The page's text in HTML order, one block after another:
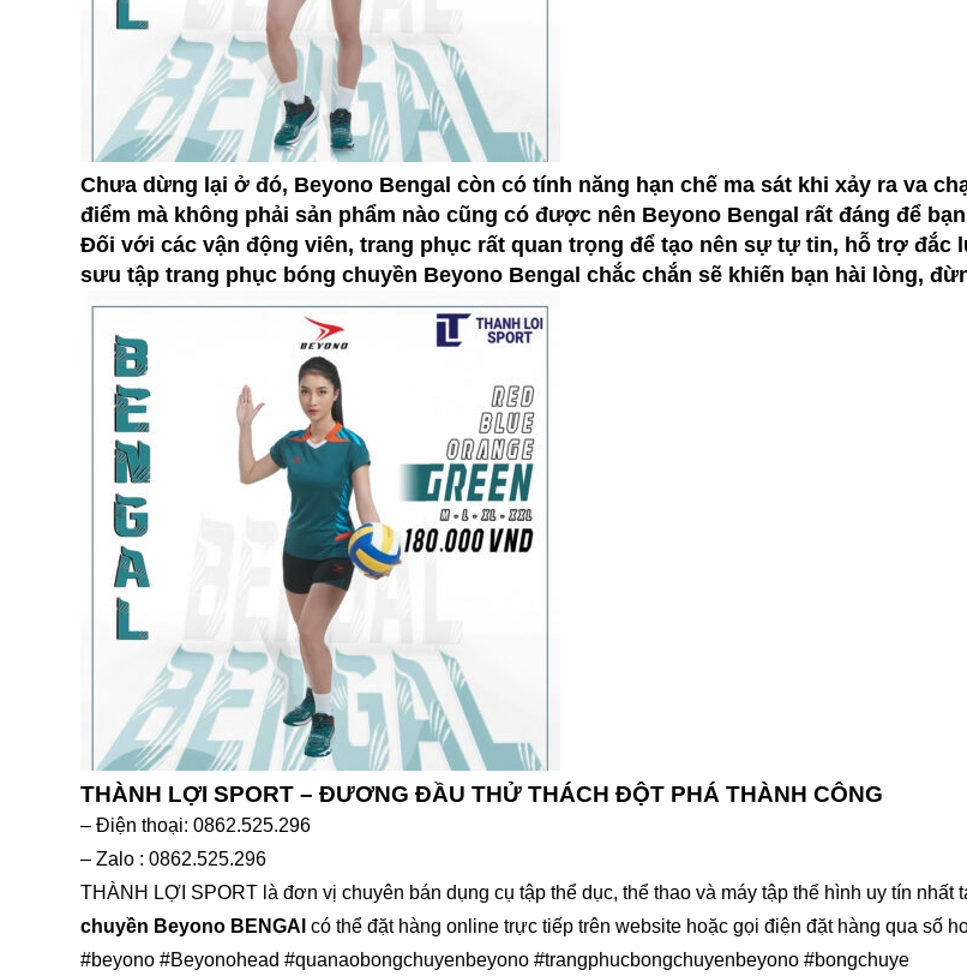
Chưa dừng lại ở đó, Beyono Bengal còn có tính năng hạn chế ma sát khi xảy ra va
điểm mà không phải sản phẩm nào cũng có được nên Beyono Bengal rất đáng để
Đối với các vận động viên, trang phục rất quan trọng để tạo nên sự tự tin, hỗ trợ
sưu tập trang phục bóng chuyền Beyono Bengal chắc chắn sẽ khiến bạn hài lòng,
THÀNH LỢI SPORT – ĐƯƠNG ĐẦU THỬ THÁCH ĐỘT PHÁ THÀNH CÔNG
– Điện thoại: 0862.525.296
– Zalo : 0862.525.296
THÀNH LỢI SPORT là đơn vị chuyên bán dụng cụ tập thể dục, thể thao và máy tập thể hình uy tín nhất
chuyền Beyono BENGAl có thể đặt hàng online trực tiếp trên website hoặc gọi điện đặt hàng qua số
#beyono #Beyonohead #quanaobongchuyenbeyono #trangphucbongchuyenbeyono #bongchuye